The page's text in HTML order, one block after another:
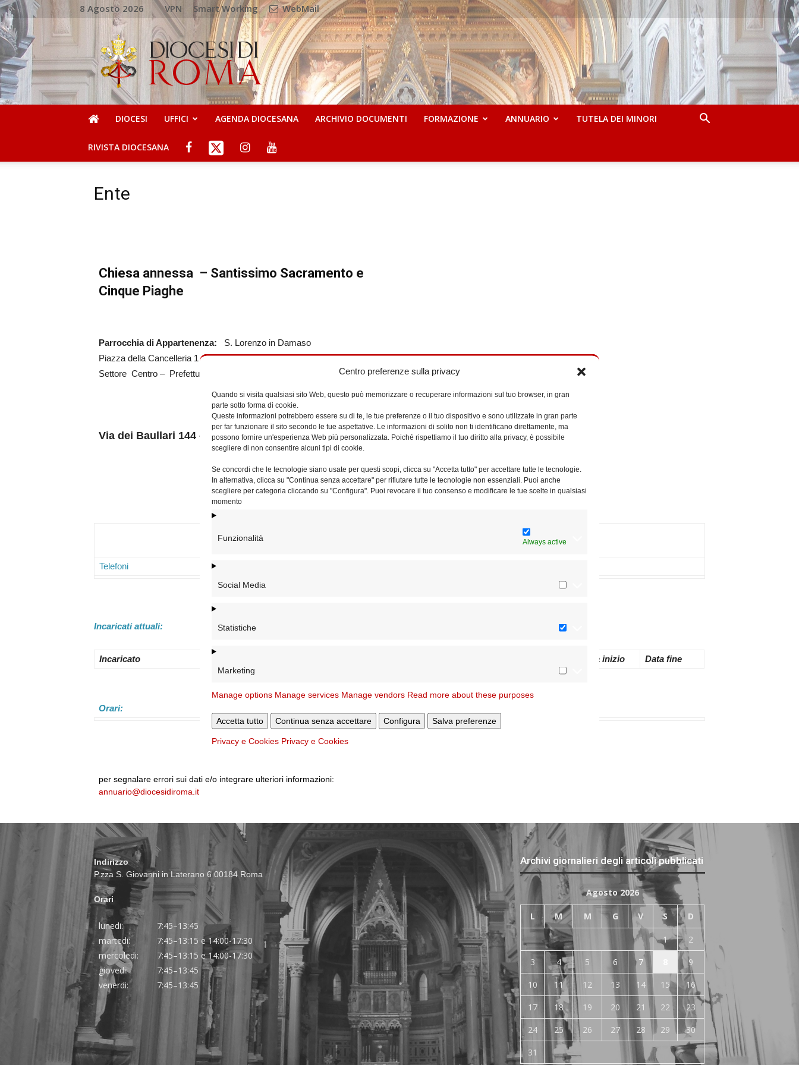
Centro preferenze sulla privacy
Quando si visita qualsiasi sito Web, questo può memorizzare o recuperare informazioni sul tuo browser, in gran
parte sotto forma di cookie.
Queste informazioni potrebbero essere su di te, le tue preferenze o il tuo dispositivo e sono utilizzate in gran parte
per far funzionare il sito secondo le tue aspettative. Le informazioni di solito non ti identificano direttamente, ma
possono fornire un'esperienza Web più personalizzata. Poiché rispettiamo il tuo diritto alla privacy, è possibile
scegliere di non consentire alcuni tipi di cookie.
Se concordi che le tecnologie siano usate per questi scopi, clicca su "Accetta tutto" per accettare tutte le tecnologie.
In alternativa, clicca su "Continua senza accettare" per rifiutare tutte le tecnologie non essenziali. Puoi anche
scegliere per categoria cliccando su "Configura". Puoi revocare il tuo consenso e modificare le tue scelte in qualsiasi
momento
Funzionalità Always active
Social Media
Statistiche
Marketing
Manage options Manage services Manage vendors Read more about these purposes
Accetta tutto Continua senza accettare Configura Salva preferenze
Privacy e Cookies Privacy e Cookies
8 Agosto 2026 VPN Smart Working WebMail
DIOCESI
DI
ROMA
DIOCESI UFFICI AGENDA DIOCESANA ARCHIVIO DOCUMENTI FORMAZIONE ANNUARIO TUTELA DEI MINORI
RIVISTA DIOCESANA
Ente
Chiesa annessa – Santissimo Sacramento e
Cinque Piaghe
Parrocchia di Appartenenza: S. Lorenzo in Damaso
Piazza della Cancelleria 1 – 00186 Roma
Settore Centro – Prefettura II – 1ºMunicipio – Parione
Via dei Baullari 144 – 00186 Roma
Telefoni
Incaricati attuali:
Incaricato Data inizio Data fine
Orari:
per segnalare errori sui dati e/o integrare ulteriori informazioni:
annuario@diocesidiroma.it
Indirizzo
P.zza S. Giovanni in Laterano 6 00184 Roma
Orari
lunedi:
7:45–13:45
martedi:
7:45–13:15 e 14:00-17:30
mercoledi:
7:45–13:15 e 14:00-17:30
giovedi:
7:45–13:45
venerdi:
7:45–13:45
Archivi giornalieri degli articoli pubblicati
Agosto 2026
L M M G V S D
1
2
3
4 5 6 7
9
10
11 12 13 14 15
16
17
18 19 20 21 22
23
24
25 26 27 28 29
30
31